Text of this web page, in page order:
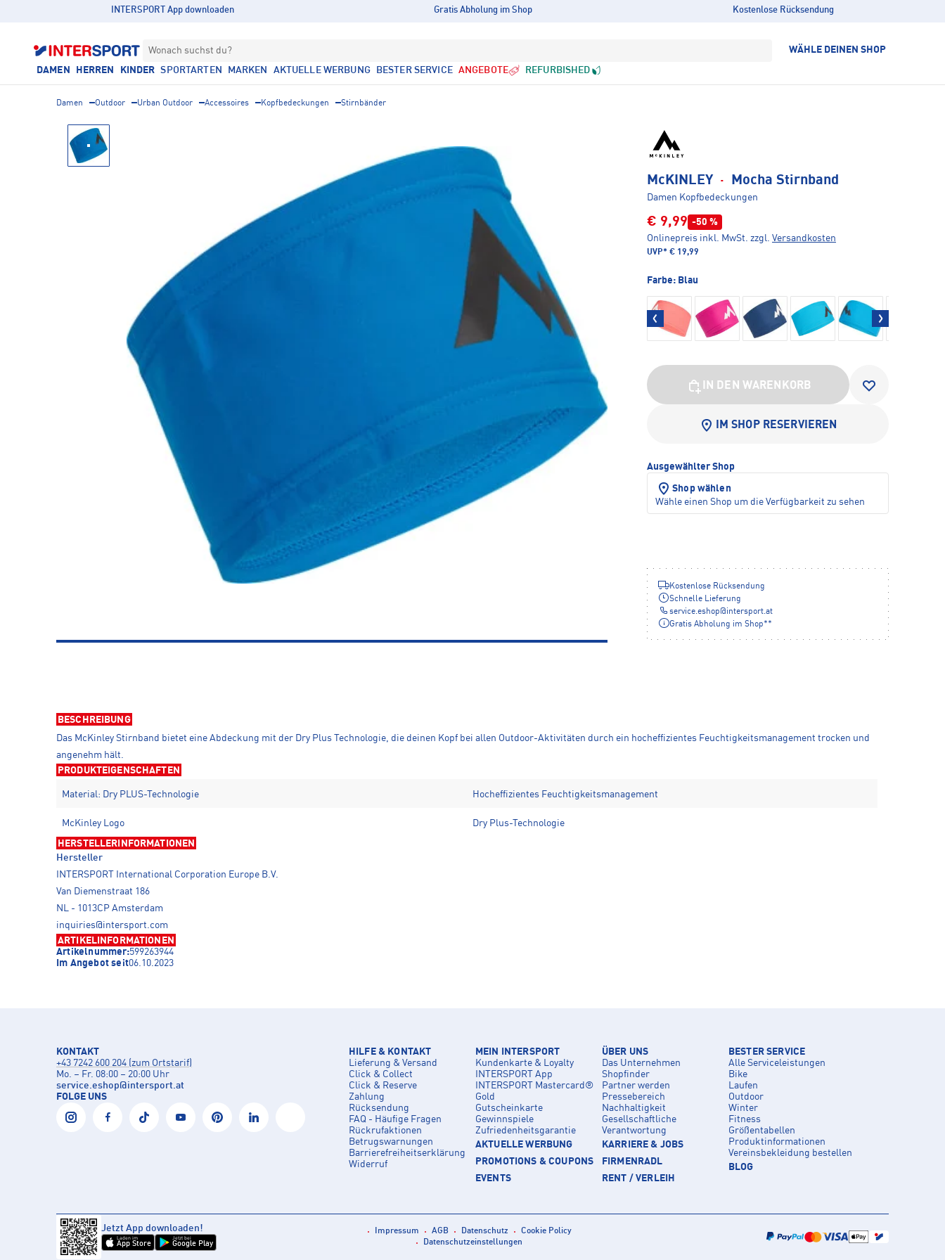
INTERSPORT App downloaden Gratis Abholung im Shop Kostenlose Rücksendung
Wonach suchst du? WÄHLE DEINEN SHOP
DAMEN HERREN KINDER SPORTARTEN MARKEN AKTUELLE WERBUNG BESTER SERVICE ANGEBOTE REFURBISHED
Damen Outdoor Urban Outdoor Accessoires Kopfbedeckungen Stirnbänder
McKINLEY · Mocha Stirnband
Damen Kopfbedeckungen
€ 9,99 -50 %
Onlinepreis inkl. MwSt. zzgl. Versandkosten
UVP* € 19,99
Farbe: Blau
IN DEN WARENKORB
IM SHOP RESERVIEREN
Ausgewählter Shop
Shop wählen
Wähle einen Shop um die Verfügbarkeit zu sehen
Kostenlose Rücksendung
Schnelle Lieferung
service.eshop@intersport.at
Gratis Abholung im Shop**
BESCHREIBUNG
Das McKinley Stirnband bietet eine Abdeckung mit der Dry Plus Technologie, die deinen Kopf bei allen Outdoor-Aktivitäten durch ein hocheffizientes Feuchtigkeitsmanagement trocken und
angenehm hält.
PRODUKTEIGENSCHAFTEN
Material: Dry PLUS-Technologie Hocheffizientes Feuchtigkeitsmanagement
McKinley Logo Dry Plus-Technologie
HERSTELLERINFORMATIONEN
Hersteller
INTERSPORT International Corporation Europe B.V.
Van Diemenstraat 186
NL - 1013CP Amsterdam
inquiries@intersport.com
ARTIKELINFORMATIONEN
Artikelnummer:599263944
Im Angebot seit06.10.2023
KONTAKT
+43 7242 600 204 (zum Ortstarif)
Mo. – Fr. 08:00 – 20:00 Uhr
service.eshop@intersport.at
FOLGE UNS
HILFE & KONTAKT
Lieferung & Versand
Click & Collect
Click & Reserve
Zahlung
Rücksendung
FAQ - Häufige Fragen
Rückrufaktionen
Betrugswarnungen
Barrierefreiheitserklärung
Widerruf
MEIN INTERSPORT
Kundenkarte & Loyalty
INTERSPORT App
INTERSPORT Mastercard®
Gold
Gutscheinkarte
Gewinnspiele
Zufriedenheitsgarantie
AKTUELLE WERBUNG
PROMOTIONS & COUPONS
EVENTS
ÜBER UNS
Das Unternehmen
Shopfinder
Partner werden
Pressebereich
Nachhaltigkeit
Gesellschaftliche
Verantwortung
KARRIERE & JOBS
FIRMENRADL
RENT / VERLEIH
BESTER SERVICE
Alle Serviceleistungen
Bike
Laufen
Outdoor
Winter
Fitness
Größentabellen
Produktinformationen
Vereinsbekleidung bestellen
BLOG
Jetzt App downloaden!
Laden im
App Store
Jetzt bei
Google Play
Impressum AGB Datenschutz
Cookie Policy
Datenschutzeinstellungen